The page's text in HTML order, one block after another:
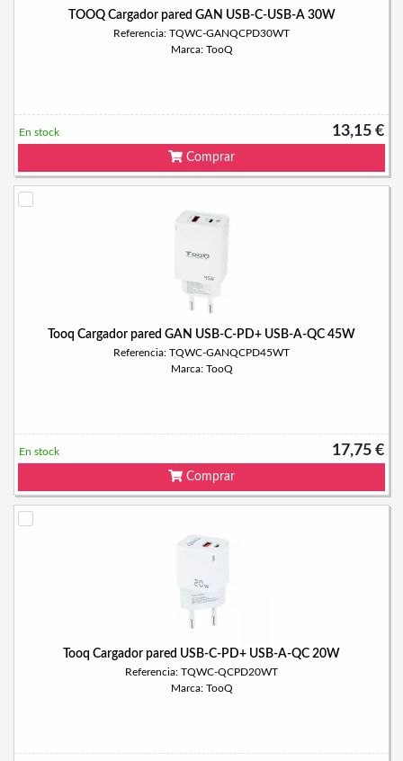
TOOQ Cargador pared GAN USB-C-USB-A 30W
Referencia: TQWC-GANQCPD30WT
Marca: TooQ
13,15 €
En stock
Comprar
Tooq Cargador pared GAN USB-C-PD+ USB-A-QC 45W
Referencia: TQWC-GANQCPD45WT
Marca: TooQ
17,75 €
En stock
Comprar
Tooq Cargador pared USB-C-PD+ USB-A-QC 20W
Referencia: TQWC-QCPD20WT
Marca: TooQ